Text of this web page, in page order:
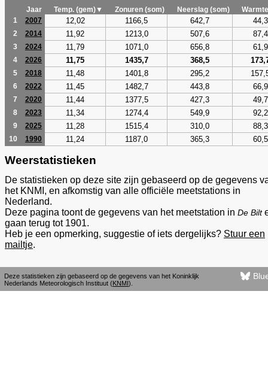
Jaar
Temp. (gem)▼ Zonuren (som) Neerslag (som)
1
2007 12,02 1166,5 642,7 44,3
2 2014 11,92 1213,0 507,6 87,4
3 2024 11,79 1071,0 656,8 61,9
4 2026 11,75 1435,7 368,5
5 2018 11,48 1401,8 295,2
6 2022 11,45 1482,7 443,8 66,9
7 2020 11,44 1377,5 427,3 49,7
8 2023 11,34 1274,4 549,9 92,2
9 2025 11,28 1515,4 310,0 88,3
10 1990 11,24 1187,0 365,3 60,5
Weerstatistieken
De statistieken op deze site zijn gebaseerd op de gegevens
het KNMI, en afkomstig van alle officiële meetstations in
Nederland.
Deze pagina toont de gegevens van het meetstation in De Bilt
gaan terug tot 1901.
Heb je een opmerking, suggestie of iets dergelijks? Stuur een
mailtje.
Deze statistieken zijn gebaseerd op de gegevens van het Koninklijk
Nederlands Meteorologisch Instituut (KNMI).